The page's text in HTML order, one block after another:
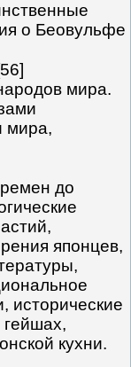
о Беовульфе
мира.
мира,
до
японцев,
исторические
кухни.